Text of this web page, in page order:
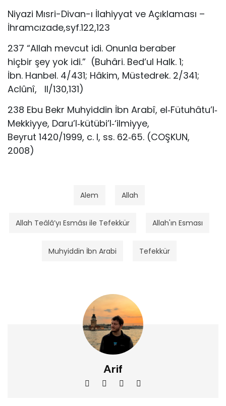
Niyazi Mısri-Divan-ı İlahiyyat ve Açıklaması –
İhramcızade,syf.122,123
237 “Allah mevcut idi. Onunla beraber
hiçbir şey yok idi.” (Buhâri. Bed’ul Halk. 1;
İbn. Hanbel. 4/431; Hâkim, Müstedrek. 2/341;
Aclûnî, II/130,131)
238 Ebu Bekr Muhyiddin İbn Arabî, el‐Fütuhâtu’l‐
Mekkiyye, Daru’l‐kütübi’l‐‘ilmiyye,
Beyrut 1420/1999, c. I, ss. 62‐65. (COŞKUN,
2008)
Alem Allah
Allah Teâlâ’yı Esmâsı ile Tefekkür Allah'ın Esması
Muhyiddin İbn Arabi Tefekkür
Arif